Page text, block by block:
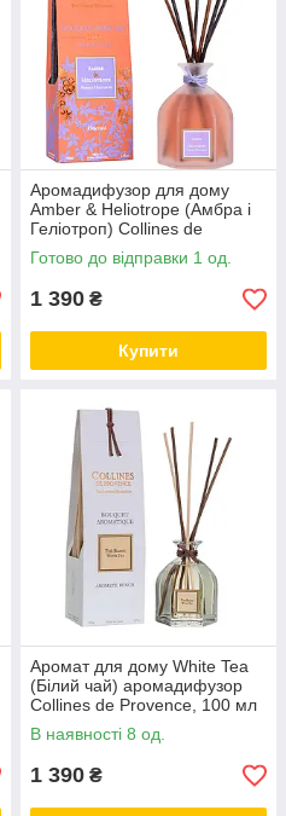
Аромадифузор для дому
Amber & Heliotrope (Амбра і
Геліотроп) Collines de
Provence, 100 мл
Готово до відправки 1 од.
1 390 ₴
Купити
Аромат для дому White Tea
(Білий чай) аромадифузор
Collines de Provence, 100 мл
В наявності 8 од.
1 390 ₴